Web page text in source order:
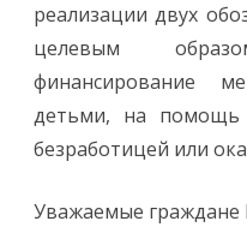
реализации двух
целевым
финансирование
детьми, на помощь
безработицей или
Уважаемые граждане